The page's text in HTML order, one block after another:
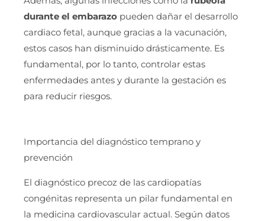
durante el embarazo pueden dañar el desarrollo
cardiaco fetal, aunque gracias a la vacunación,
estos casos han disminuido drásticamente. Es
fundamental, por lo tanto, controlar estas
enfermedades antes y durante la gestación es
para reducir riesgos.
Importancia del diagnóstico temprano y
prevención
El diagnóstico precoz de las cardiopatías
congénitas representa un pilar fundamental en
la medicina cardiovascular actual. Según datos